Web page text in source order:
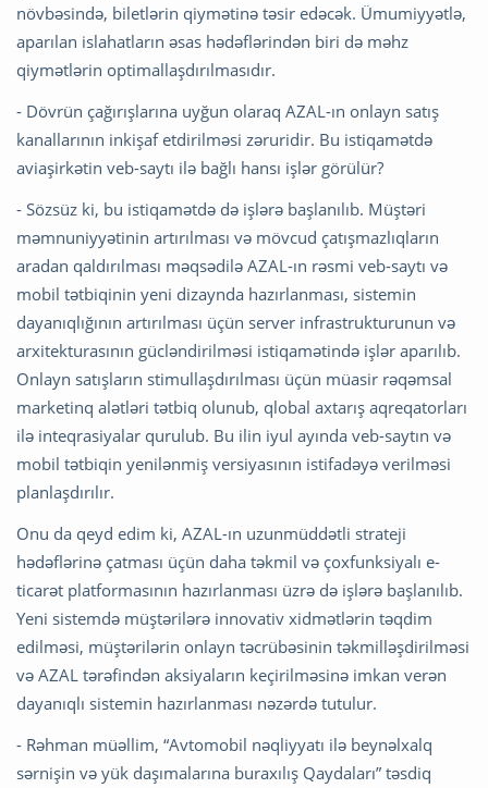
növbəsində, biletlərin qiymətinə təsir edəcək. Ümumiyyətlə,
aparılan islahatların əsas hədəflərindən biri də məhz
qiymətlərin optimallaşdırılmasıdır.
- Dövrün çağırışlarına uyğun olaraq AZAL-ın onlayn satış
kanallarının inkişaf etdirilməsi zəruridir. Bu istiqamətdə
aviaşirkətin veb-saytı ilə bağlı hansı işlər görülür?
- Sözsüz ki, bu istiqamətdə də işlərə başlanılıb. Müştəri
məmnuniyyətinin artırılması və mövcud çatışmazlıqların
aradan qaldırılması məqsədilə AZAL-ın rəsmi veb-saytı və
mobil tətbiqinin yeni dizaynda hazırlanması, sistemin
dayanıqlığının artırılması üçün server infrastrukturunun və
arxitekturasının gücləndirilməsi istiqamətində işlər aparılıb.
Onlayn satışların stimullaşdırılması üçün müasir rəqəmsal
marketinq alətləri tətbiq olunub, qlobal axtarış aqreqatorları
ilə inteqrasiyalar qurulub. Bu ilin iyul ayında veb-saytın və
mobil tətbiqin yenilənmiş versiyasının istifadəyə verilməsi
planlaşdırılır.
Onu da qeyd edim ki, AZAL-ın uzunmüddətli strateji
hədəflərinə çatması üçün daha təkmil və çoxfunksiyalı e-
ticarət platformasının hazırlanması üzrə də işlərə başlanılıb.
Yeni sistemdə müştərilərə innovativ xidmətlərin təqdim
edilməsi, müştərilərin onlayn təcrübəsinin təkmilləşdirilməsi
və AZAL tərəfindən aksiyaların keçirilməsinə imkan verən
dayanıqlı sistemin hazırlanması nəzərdə tutulur.
- Rəhman müəllim, “Avtomobil nəqliyyatı ilə beynəlxalq
sərnişin və yük daşımalarına buraxılış Qaydaları” təsdiq